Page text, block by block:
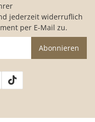
jederzeit widerruflich
per E-Mail zu.
Abonnieren